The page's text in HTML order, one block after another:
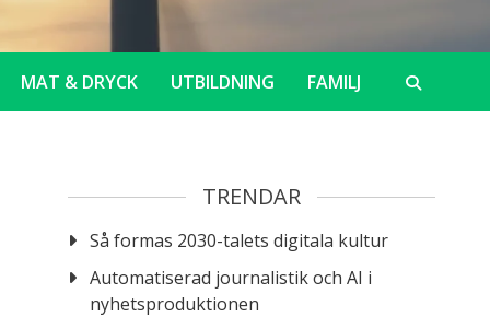
MAT & DRYCK UTBILDNING FAMILJ
TRENDAR
Så formas 2030-talets digitala kultur
Automatiserad journalistik och AI i
nyhetsproduktionen